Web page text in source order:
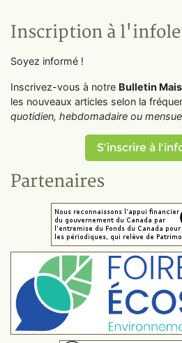
Inscription à
Soyez informé !
Inscrivez-vous à notre Bulletin
les nouveaux articles selon la
quotidien, hebdomadaire ou
S'inscrire à
Partenaires